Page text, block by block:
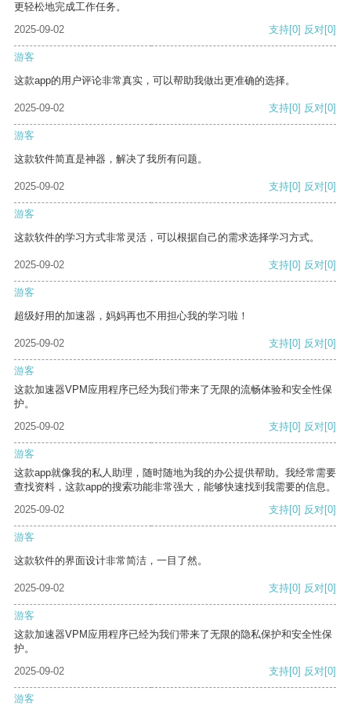
更轻松地完成工作任务。
2025-09-02
支持[0] 反对[0]
游客
这款app的用户评论非常真实，可以帮助我做出更准确的选择。
2025-09-02 支持[0] 反对[0]
游客
这款软件简直是神器，解决了我所有问题。
2025-09-02 支持[0] 反对[0]
游客
这款软件的学习方式非常灵活，可以根据自己的需求选择学习方式。
2025-09-02 支持[0] 反对[0]
游客
超级好用的加速器，妈妈再也不用担心我的学习啦！
2025-09-02 支持[0] 反对[0]
游客
这款加速器VPM应用程序已经为我们带来了无限的流畅体验和安全性保
护。
2025-09-02
支持[0] 反对[0]
游客
这款app就像我的私人助理，随时随地为我的办公提供帮助。我经常需要
查找资料，这款app的搜索功能非常强大，能够快速找到我需要的信息。
2025-09-02
支持[0] 反对[0]
游客
这款软件的界面设计非常简洁，一目了然。
2025-09-02 支持[0] 反对[0]
游客
这款加速器VPM应用程序已经为我们带来了无限的隐私保护和安全性保
护。
2025-09-02
支持[0] 反对[0]
游客